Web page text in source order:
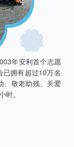
年安利首个志愿
拥有超过10万名
、敬老助残、关爱
时。